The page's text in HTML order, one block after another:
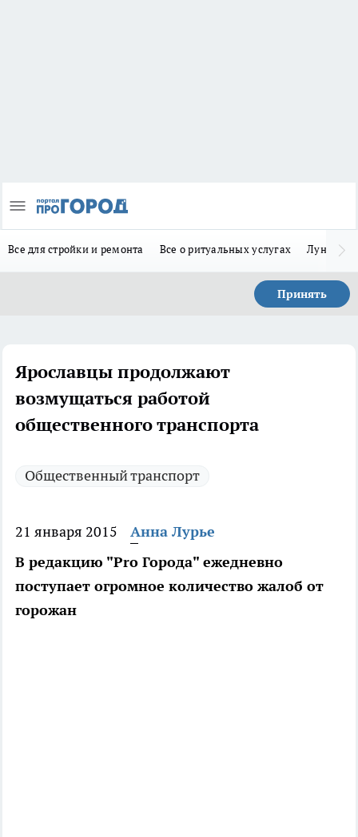
Все для стройки и ремонта Все о ритуальных услугах Лунно-
Принять
Ярославцы продолжают
возмущаться работой
общественного транспорта
Общественный транспорт
21 января 2015
Анна Лурье
В редакцию "Pro Города" ежедневно
поступает огромное количество жалоб от
горожан